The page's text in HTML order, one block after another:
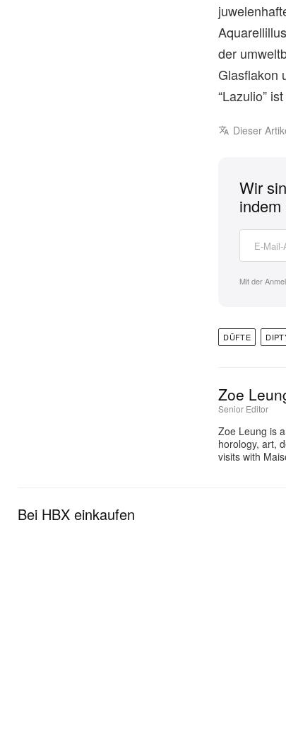
der
Glasflakon
“Lazulio”
Dieser
Wir
Mit der
DÜFTE
Zoe
Senior Editor
Zoe Leung is
horology, art,
visits with
Bei HBX einkaufen